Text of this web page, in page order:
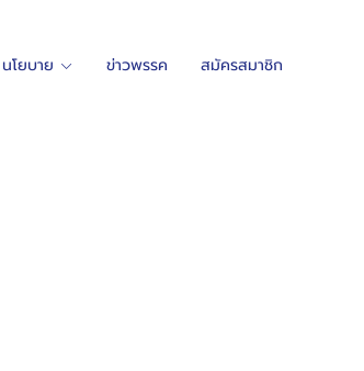
นโยบาย ข่าวพรรค สมัครสมาชิก